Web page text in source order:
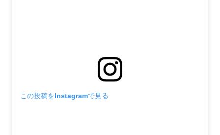
この投稿をInstagramで見る